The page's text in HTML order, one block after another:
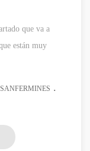
que va a
están muy
SANFERMINES .